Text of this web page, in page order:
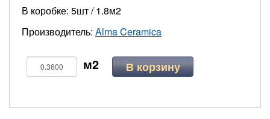
В коробке: 5шт / 1.8м2
Производитель: Alma Ceramica
В корзину